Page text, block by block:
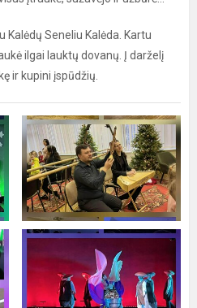
Kalėdų Seneliu Kalėda. Kartu
ilgai lauktų dovanų. Į darželį
ir kupini įspūdžių.